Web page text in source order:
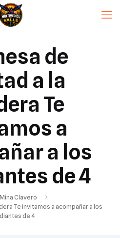
de
a la
Te
a
a los
de 4
Mina Clavero
Te invitamos a acompañar a los
de 4